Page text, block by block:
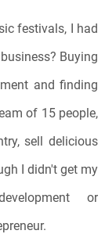
festivals, I had
Buying
and finding
of 15 people,
sell delicious
I didn't get my
or